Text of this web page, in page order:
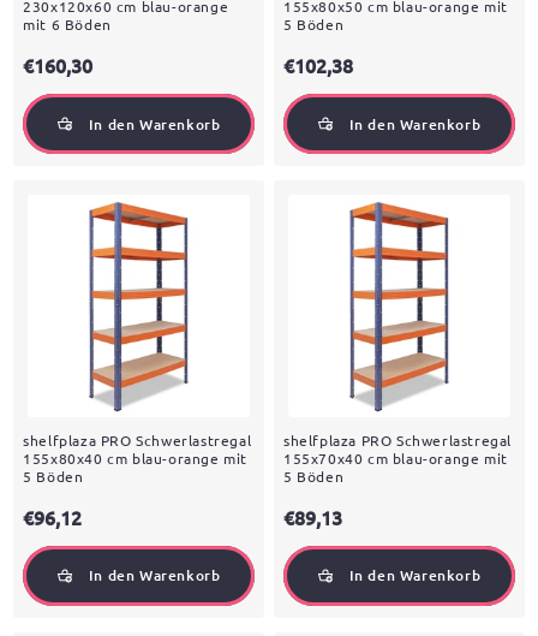
230x120x60 cm blau-orange
mit 6 Böden
€160,30
In den Warenkorb
155x80x50 cm blau-orange mit
5 Böden
€102,38
In den Warenkorb
shelfplaza PRO Schwerlastregal
155x80x40 cm blau-orange mit
5 Böden
€96,12
In den Warenkorb
shelfplaza PRO Schwerlastregal
155x70x40 cm blau-orange mit
5 Böden
€89,13
In den Warenkorb